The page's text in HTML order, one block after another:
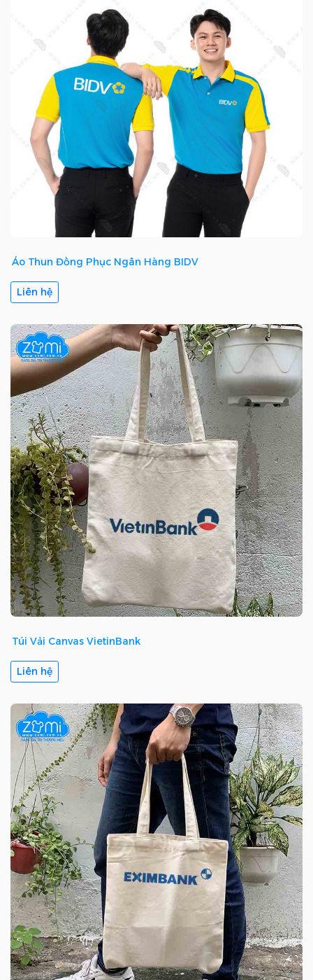
Áo Thun Đồng Phục Ngân Hàng BIDV
Liên hệ
Túi Vải Canvas VietinBank
Liên hệ